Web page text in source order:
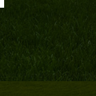
L’Albatross